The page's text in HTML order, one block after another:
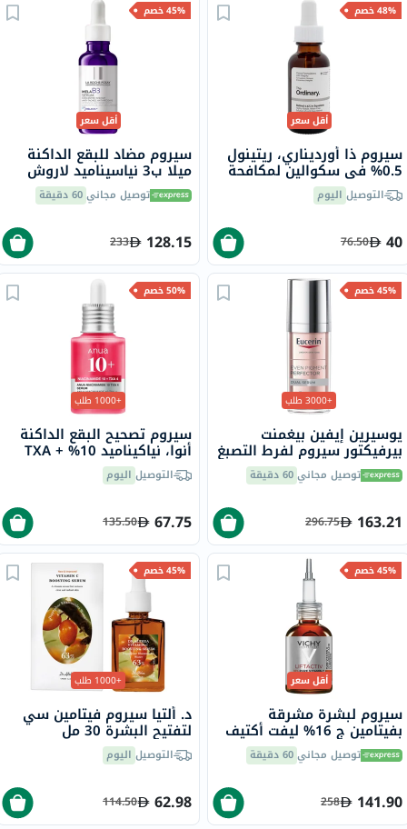
48% خصم
أقل سعر
سيروم ذا أورديناري، ريتينول
0.5% في سكوالين لمكافحة
ملالتوصيل اليوم
40
76.50
45% خصم
أقل سعر
سيروم مضاد للبقع الداكنة
ميلا ب3 نياسيناميد لاروش
بوزيه، لجميع أنواع البشرة -
30 مل توصيل مجاني60 دقيقة
128.15
233
45% خصم
+3000 طلب
يوسيرين إيفين بيغمنت
بيرفيكتور سيروم لفرط التصبغ
المزدوج 30 ملتوصيل مجاني60 دقيقة
163.21
296.75
50% خصم
+1000 طلب
سيروم تصحيح البقع الداكنة
أنوا، نياكيناميد 10% + TXA
4%، 30 مل
التوصيل اليوم
67.75
135.50
45% خصم
أقل سعر
سيروم لبشرة مشرقة
بفيتامين ج 16% ليفت أكتيف
فيشي، 20 ملتوصيل مجاني60 دقيقة
141.90
258
45% خصم
+1000 طلب
د. ألتيا سيروم فيتامين سي
لتفتيح البشرة 30 مل
التوصيل اليوم
62.98
114.50